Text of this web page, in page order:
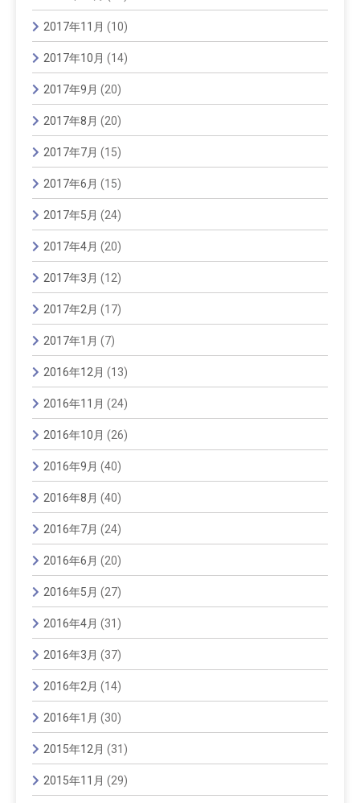
2017年11月 (10)
2017年10月 (14)
2017年9月 (20)
2017年8月 (20)
2017年7月 (15)
2017年6月 (15)
2017年5月 (24)
2017年4月 (20)
2017年3月 (12)
2017年2月 (17)
2017年1月 (7)
2016年12月 (13)
2016年11月 (24)
2016年10月 (26)
2016年9月 (40)
2016年8月 (40)
2016年7月 (24)
2016年6月 (20)
2016年5月 (27)
2016年4月 (31)
2016年3月 (37)
2016年2月 (14)
2016年1月 (30)
2015年12月 (31)
2015年11月 (29)